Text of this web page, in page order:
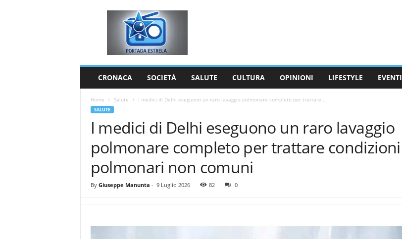
CRONACA SOCIETÀ SALUTE CULTURA OPINIONI LIFESTYLE EVENTI
Home Salute I medici di Delhi eseguono un raro lavaggio polmonare completo per trattare...
SALUTE
I medici di Delhi eseguono un raro lavaggio
polmonare completo per trattare condizioni
polmonari non comuni
By Giuseppe Manunta - 9 Luglio 2026 82 0